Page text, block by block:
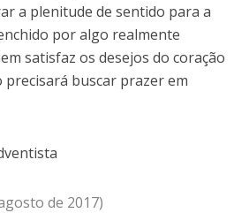
a plenitude de sentido para a
por algo realmente
satisfaz os desejos do coração
precisará buscar prazer em
de 2017)